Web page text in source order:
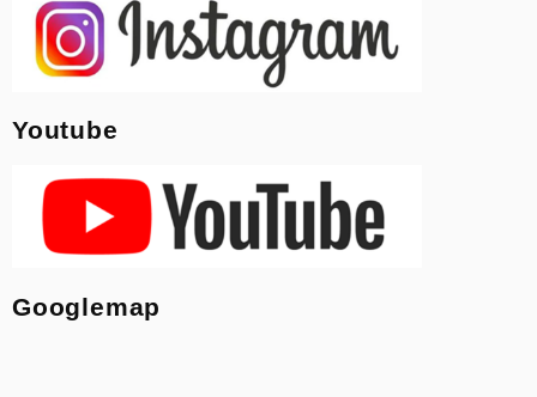
Youtube
Googlemap